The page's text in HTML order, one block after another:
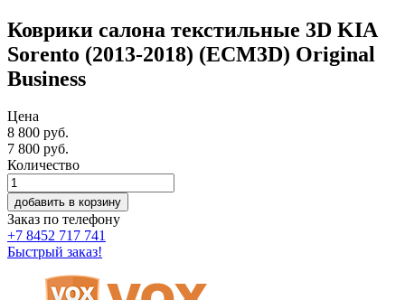
Коврики салона текстильные 3D KIA
Sorento (2013-2018) (ECM3D) Original
Business
Цена
8 800 руб.
7 800 руб.
Количество
добавить в корзину
Заказ по телефону
+7 8452 717 741
Быстрый заказ!